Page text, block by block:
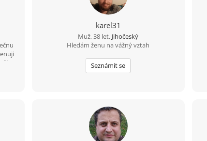
v
a
karel31
Muž, 38 let, Jihočeský
Hledám ženu na vážný vztah
Seznámit se